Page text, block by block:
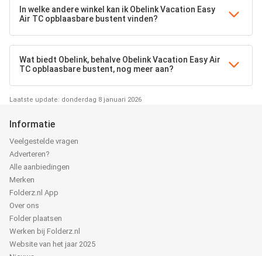
In welke andere winkel kan ik Obelink Vacation Easy
Air TC opblaasbare bustent vinden?
Wat biedt Obelink, behalve Obelink Vacation Easy Air
TC opblaasbare bustent, nog meer aan?
Laatste update: donderdag 8 januari 2026
Informatie
Veelgestelde vragen
Adverteren?
Alle aanbiedingen
Merken
Folderz.nl App
Over ons
Folder plaatsen
Werken bij Folderz.nl
Website van het jaar 2025